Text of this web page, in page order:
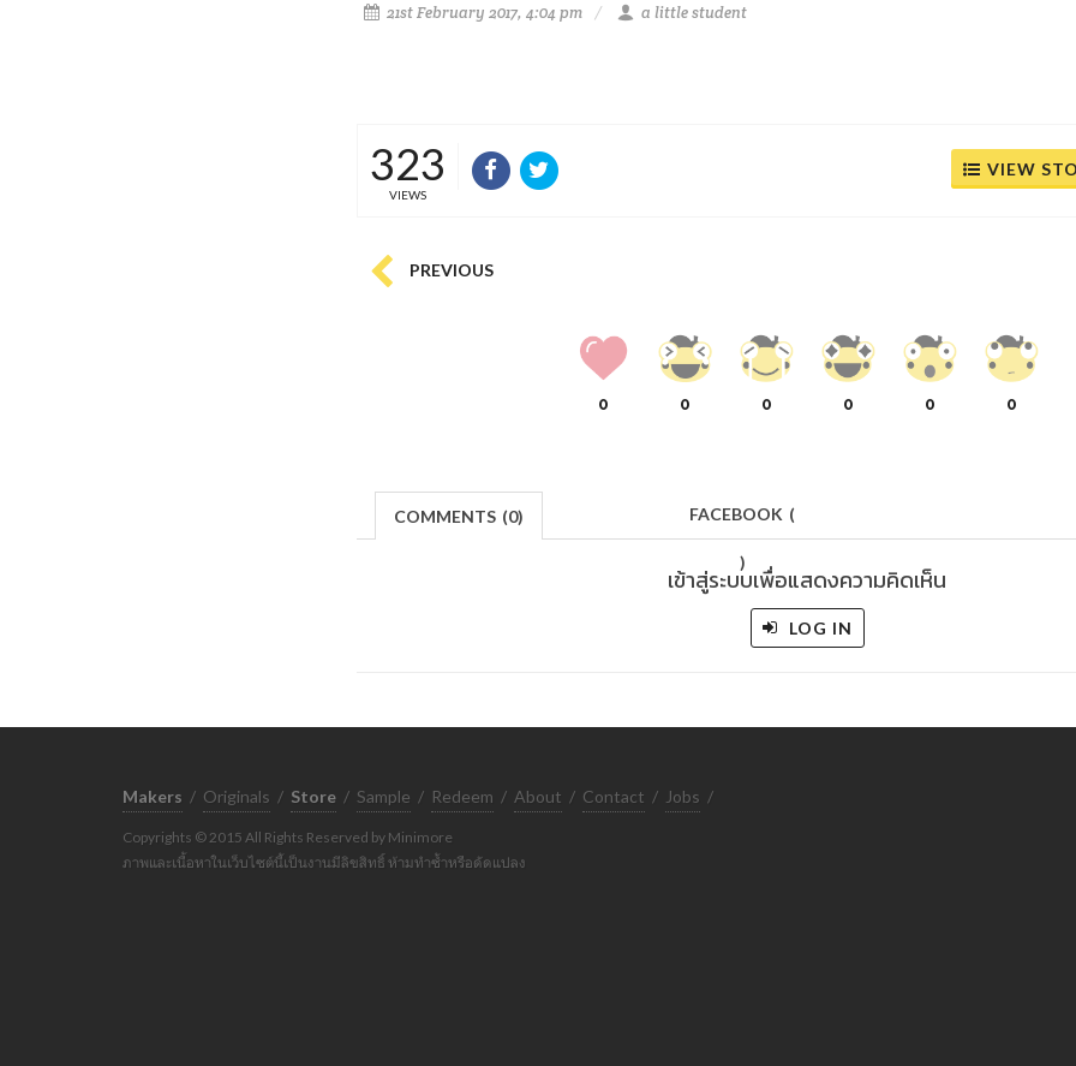
21st February 2017, 4:04 pm a little student
323
VIEWS
VIEW
PREVIOUS
0 0 0 0 0 0
COMMENTS (0) FACEBOOK (
)
เข้าสู่ระบบเพื่อแสดงความคิดเห็น
LOG IN
Makers / Originals / Store / Sample / Redeem / About / Contact / Jobs /
Copyrights © 2015 All Rights Reserved by Minimore
ภาพและเนื้อหาในเว็บไซต์นี้เป็นงานมีลิขสิทธิ์ ห้ามทำซ้ำหรือดัดแปลง